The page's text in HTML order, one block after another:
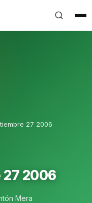
Municipal del
27 2006
27 2006
Mera